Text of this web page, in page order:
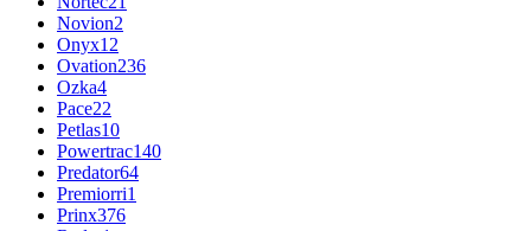
Novion2
Onyx12
Ovation236
Ozka4
Pace22
Petlas10
Powertrac140
Predator64
Premiorri1
Prinx376